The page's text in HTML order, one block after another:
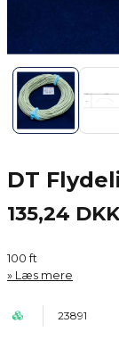
DT
135,24 DKK
100 ft
Læs mere
23891